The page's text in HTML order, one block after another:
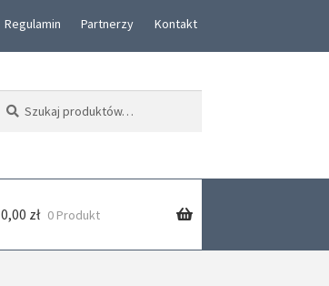
Regulamin Partnerzy Kontakt
0,00 zł 0 Produkt